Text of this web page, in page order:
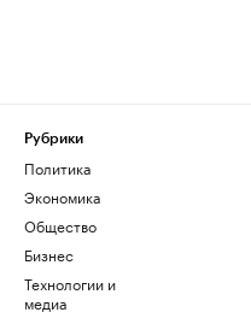
Рубрики
Политика
Экономика
Общество
Бизнес
Технологии и
медиа